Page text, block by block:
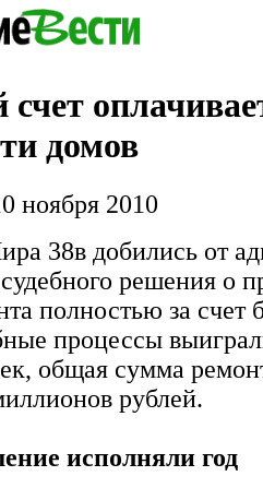
домов
ноября 2010
38в добились от
решения о
полностью за счет
процессы
общая сумма
рублей.
исполняли год